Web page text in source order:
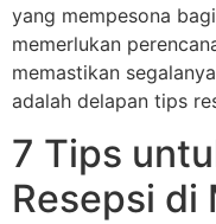
yang mempesona
memerlukan
memastikan
adalah delapan tips
7 Tips
Resepsi di